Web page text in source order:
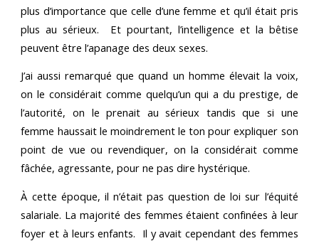
plus d’importance que celle d’une femme et qu’il était pris
plus au sérieux. Et pourtant, l’intelligence et la bêtise
peuvent être l’apanage des deux sexes.
J’ai aussi remarqué que quand un homme élevait la voix,
on le considérait comme quelqu’un qui a du prestige, de
l’autorité, on le prenait au sérieux tandis que si une
femme haussait le moindrement le ton pour expliquer son
point de vue ou revendiquer, on la considérait comme
fâchée, agressante, pour ne pas dire hystérique.
À cette époque, il n’était pas question de loi sur l’équité
salariale. La majorité des femmes étaient confinées à leur
foyer et à leurs enfants. Il y avait cependant des femmes